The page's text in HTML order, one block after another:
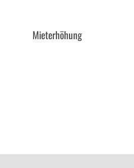
Mieterhöhung